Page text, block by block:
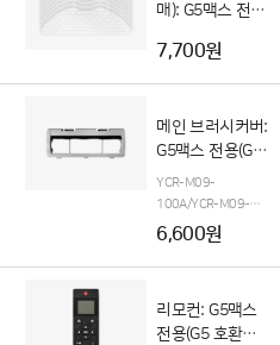
매): G5맥스 전용
7,700원
메인 브러시커버:
G5맥스 전용(G5
호환불가)
YCR-M09-
100A/YCR-M09-
110A 전용G5맥스 오
토엠티 스테이션(단품
포함)
6,600원
리모컨: G5맥스
전용(G5 호환불